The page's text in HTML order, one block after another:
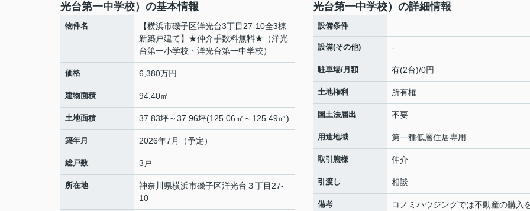
光台第一中学校）の基本情報
物件名
【横浜市磯子区洋光台3丁目27-10全3棟
新築戸建て】★仲介手数料無料★（洋光
台第一小学校・洋光台第一中学校）
価格 6,380万円
建物面積 94.40㎡
土地面積 37.83坪～37.96坪(125.06㎡～125.49㎡)
築年月 2026年7月（予定）
総戸数 3戸
所在地 神奈川県横浜市磯子区洋光台 ３丁目27-
10
光台第一中学校）の詳細情報
設備条件
設備(その他) -
駐車場/月額 有(2台)/0円
土地権利 所有権
国土法届出 不要
用途地域 第一種低層住居専用
取引態様 仲介
引渡し 相談
備考
コノミハウジングでは不動産の購入